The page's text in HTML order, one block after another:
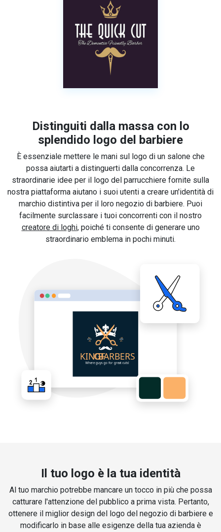
Distinguiti dalla massa con lo
splendido logo del barbiere
È essenziale mettere le mani sul logo di un salone che
possa aiutarti a distinguerti dalla concorrenza. Le
straordinarie idee per il logo del parrucchiere fornite sulla
nostra piattaforma aiutano i suoi utenti a creare un'identità di
marchio distintiva per il loro negozio di barbiere. Puoi
facilmente surclassare i tuoi concorrenti con il nostro
creatore di loghi, poiché ti consente di generare uno
straordinario emblema in pochi minuti.
Il tuo logo è la tua identità
Al tuo marchio potrebbe mancare un tocco in più che possa
catturare l'attenzione del pubblico a prima vista. Pertanto,
ottenere il miglior design del logo del negozio di barbiere e
modificarlo in base alle esigenze della tua azienda è